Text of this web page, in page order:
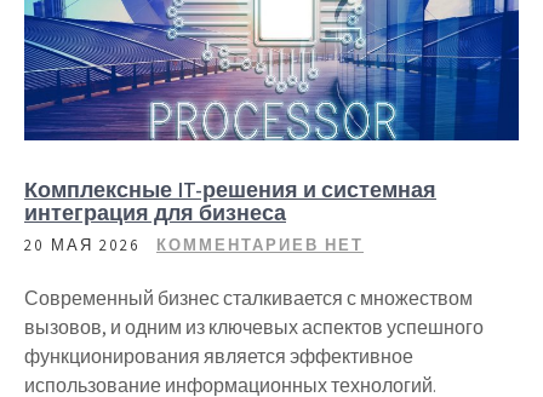
Комплексные IT-решения и системная
интеграция для бизнеса
20 МАЯ 2026 КОММЕНТАРИЕВ НЕТ
Современный бизнес сталкивается с множеством
вызовов, и одним из ключевых аспектов успешного
функционирования является эффективное
использование информационных технологий.